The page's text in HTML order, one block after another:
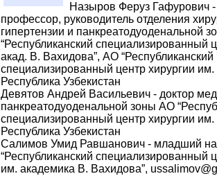
Назыров Феруз Гафурович -
профессор, руководитель отделения
гипертензии и панкреатодуоденальной
“Республиканский специализированный
акад. В. Вахидова”, АО “Республиканский
специализированный центр хирургии
Республика Узбекистан
Девятов Андрей Васильевич - доктор
панкреатодуоденальной зоны АО
специализированный центр хирургии
Республика Узбекистан
Салимов Умид Равшанович - младший
“Республиканский специализированный
им. академика В. Вахидова”,